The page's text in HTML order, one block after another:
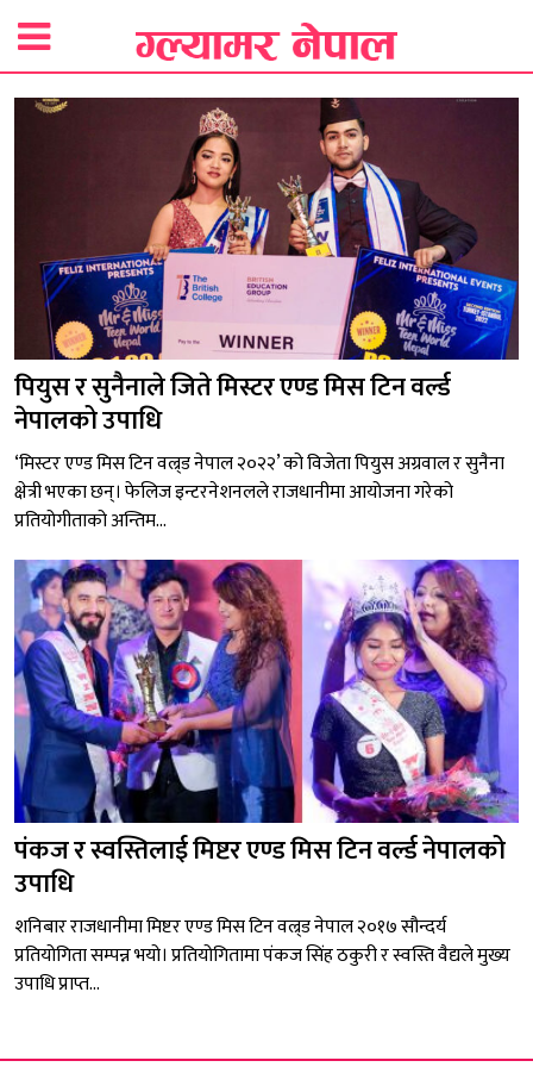
पियुस र सुनैनाले जिते मिस्टर एण्ड मिस टिन वर्ल्ड
नेपालको उपाधि
‘मिस्टर एण्ड मिस टिन वल्र्ड नेपाल २०२२’ को विजेता पियुस अग्रवाल र सुनैना
क्षेत्री भएका छन्। फेलिज इन्टरनेशनलले राजधानीमा आयोजना गरेको
प्रतियोगीताको अन्तिम...
पंकज र स्वस्तिलाई मिष्टर एण्ड मिस टिन वर्ल्ड नेपालको
उपाधि
शनिबार राजधानीमा मिष्टर एण्ड मिस टिन वल्र्ड नेपाल २०१७ सौन्दर्य
प्रतियोगिता सम्पन्न भयो। प्रतियोगितामा पंकज सिंह ठकुरी र स्वस्ति वैद्यले मुख्य
उपाधि प्राप्त...